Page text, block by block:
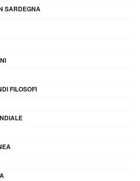
SARDEGNA
FILOSOFI